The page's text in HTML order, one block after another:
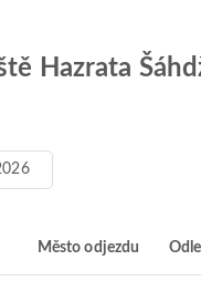
Hazrata
Město odjezdu